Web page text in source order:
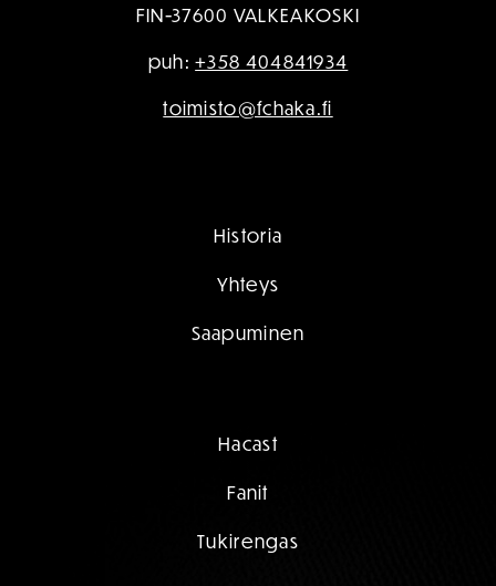
FIN-37600 VALKEAKOSKI
puh:+358 404841934
toimisto@fchaka.fi
Historia
Yhteys
Saapuminen
Hacast
Fanit
Tukirengas